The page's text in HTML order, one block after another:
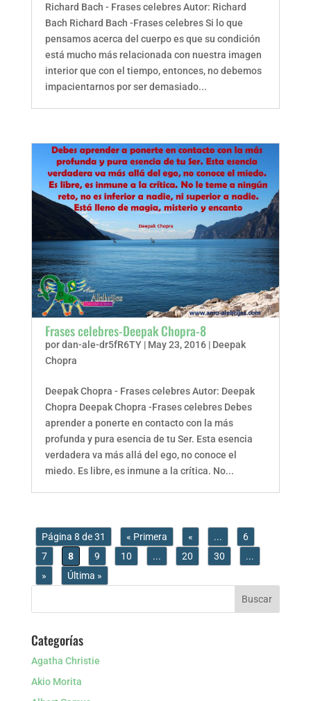
Richard Bach - Frases celebres Autor: Richard
Bach Richard Bach -Frases celebres Si lo que
pensamos acerca del cuerpo es que su condición
está mucho más relacionada con nuestra imagen
interior que con el tiempo, entonces, no debemos
impacientarnos por ser demasiado...
Frases celebres-Deepak Chopra-8
pordan-ale-dr5fR6TY| May 23, 2016| Deepak
Chopra
Deepak Chopra - Frases celebres Autor: Deepak
Chopra Deepak Chopra -Frases celebres Debes
aprender a ponerte en contacto con la más
profunda y pura esencia de tu Ser. Esta esencia
verdadera va más allá del ego, no conoce el
miedo. Es libre, es inmune a la crítica. No...
Página 8 de 31 « Primera « ...
6
7
8 9 10 ... 20 30
...
»
Última »
Categorías
Agatha Christie
Akio Morita